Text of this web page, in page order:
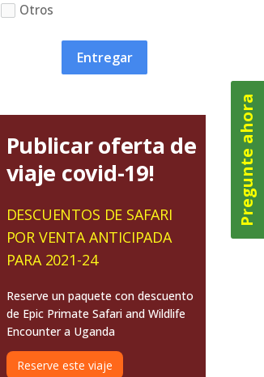
Otros
Entregar
Publicar oferta de
viaje covid-19!
DESCUENTOS DE SAFARI
POR VENTA ANTICIPADA
PARA 2021-24
Reserve un paquete con descuento
de Epic Primate Safari and Wildlife
Encounter a Uganda
Reserve este viaje
Pregunte ahora